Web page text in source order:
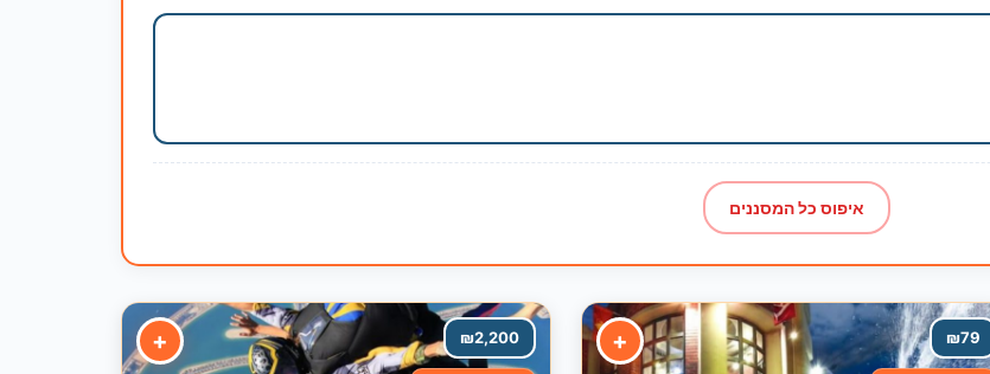
איפוס כל המסננים
+ 79
₪
+ 2,200
₪